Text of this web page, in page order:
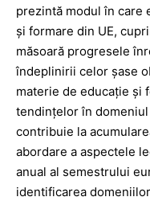
prezintă modul în care
şi formare din UE,
măsoară progresele
îndeplinirii celor şase
materie de educaţie şi
tendinţelor în
contribuie la
abordare a aspectele
anual al semestrului
identificarea